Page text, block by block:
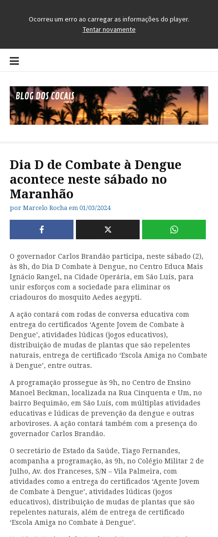
Pular
para
conteúdo
Dia D de Combate à Dengue
acontece neste sábado no
Maranhão
por Marcelo Rocha em 01/03/2024
O governador Carlos Brandão participa, neste sábado (2),
às 8h, do Dia D Combate à Dengue, no Centro Educa Mais
Ignácio Rangel, na Cidade Operária, em São Luís, para
unir esforços com a sociedade para eliminar os
criadouros do mosquito Aedes aegypti.
A ação contará com rodas de conversa educativa com
entrega do certificados ‘Agente Jovem de Combate à
Dengue’, atividades lúdicas (jogos educativos),
distribuição de mudas de plantas que são repelentes
naturais, entrega de certificado ‘Escola Amiga no Combate
à Dengue’, entre outras.
A programação prossegue às 9h, no Centro de Ensino
Manoel Beckman, localizada na Rua Cinquenta e Um, no
bairro Bequimão, em São Luís, com múltiplas atividades
educativas e lúdicas de prevenção da dengue e outras
arboviroses. A ação contará também com a presença do
governador Carlos Brandão.
O secretário de Estado da Saúde, Tiago Fernandes,
acompanha a programação, às 9h, no Colégio Militar 2 de
Julho, Av. dos Franceses, S/N – Vila Palmeira, com
atividades como a entrega do certificados ‘Agente Jovem
de Combate à Dengue’, atividades lúdicas (jogos
educativos), distribuição de mudas de plantas que são
repelentes naturais, além de entrega de certificado
‘Escola Amiga no Combate à Dengue’.